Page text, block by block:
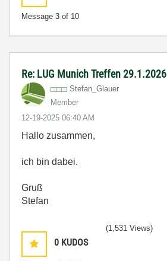
Message 3 of 10
Re: LUG Munich Treffen 29.1.2026
Stefan_Glauer
Member
‎12-19-2025 06:40 AM
Hallo zusammen,
ich bin dabei.
Gruß
Stefan
0 KUDOS
(1,531 Views)